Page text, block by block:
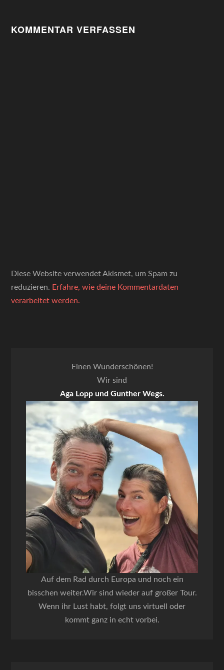
KOMMENTAR VERFASSEN
Diese Website verwendet Akismet, um Spam zu
reduzieren. Erfahre, wie deine Kommentardaten
verarbeitet werden.
Einen Wunderschönen!
Wir sind
Aga Lopp und Gunther Wegs.
Auf dem Rad durch Europa und noch ein
bisschen weiter.Wir sind wieder auf großer Tour.
Wenn ihr Lust habt, folgt uns virtuell oder
kommt ganz in echt vorbei.